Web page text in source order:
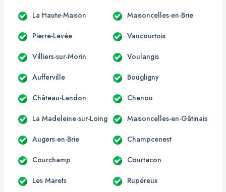
La Haute-Maison Maisoncelles-en-Brie
Pierre-Levée Vaucourtois
Villiers-sur-Morin Voulangis
Aufferville Bougligny
Château-Landon Chenou
La Madeleine-sur-Loing Maisoncelles-en-Gâtinais
Augers-en-Brie Champcenest
Courchamp Courtacon
Les Marets Rupéreux